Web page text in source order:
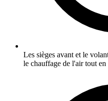
Les sièges avant et le
le chauffage de l'air tout